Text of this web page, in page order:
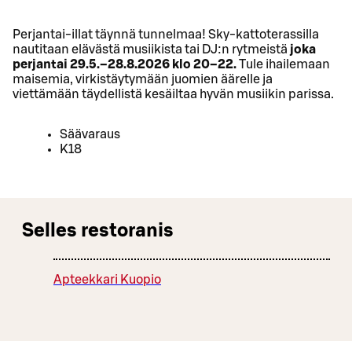
Perjantai-illat täynnä tunnelmaa! Sky-kattoterassilla
nautitaan elävästä musiikista tai DJ:n rytmeistä joka
perjantai 29.5.–28.8.2026 klo 20–22.Tule ihailemaan
maisemia, virkistäytymään juomien äärelle ja
viettämään täydellistä kesäiltaa hyvän musiikin parissa.
Säävaraus
K18
Selles restoranis
Apteekkari Kuopio